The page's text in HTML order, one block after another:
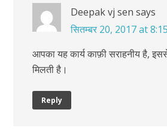
Deepak vj sen says
सितम्बर 20, 2017 at 8:15
आपका यह कार्य काफ़ी सराहनीय है,
मिलती है।
Reply